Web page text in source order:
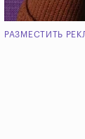
РАЗМЕСТИТЬ